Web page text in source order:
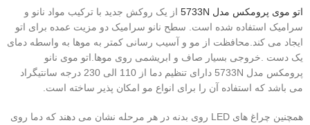
اتو موی پرومکس مدل 5733N
از یک روکش جدید با ترکیب مواد نانو و
سرامیک استفاده شده است. سطح نانو سرامیک دو مزیت عمده برای اتو
ایجاد می کند.محافظت از مو و آسیب رسانی کمتر به موها به واسطه دمای
یک دست .خروجی بسیار صاف و ابریشمی روی موها.اتو موی نانو
پرومکس مدل 5733N دارای تنظیم دما از 110 الی 230 درجه سانتیگراد
می باشد که استفاده آن را برای انواع مو امکان پذیر ساخته است.
همچنین چراغ های LED روی بدنه در هر مرحله نشان می دهند که دما روی